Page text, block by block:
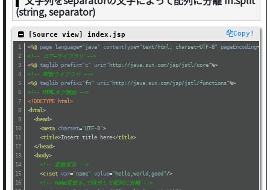
(string, separator)
Copy!
[Source view] index.jsp
<%@ page language="java" contentType="text/html; charset=UTF-8" pageEncoding=
<!-- コア―ライブラリ -->
<%@ taglib prefix="c" uri ="http://java.sun.com/jsp/jstl/core"%>
<!-- 関数ライブラリ -->
<%@ taglib prefix="fn" uri ="http://java.sun.com/jsp/jstl/functions"%>
<!-- HTMLタグ開始 -->
<!DOCTYPE html>
< html >
< head>
<meta charset="UTF-8">
<title>Insert title here</title>
</ head>
< body>
<!-- 変数宣言 -->
<c:set var="name" value="hello,world,good" />
<!-- name変数を,で区分して配列に分離 -->